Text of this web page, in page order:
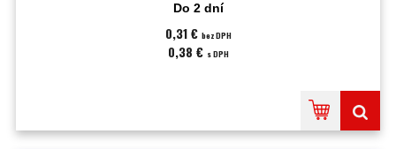
Do 2 dní
0,31 € bez DPH
0,38 € s DPH